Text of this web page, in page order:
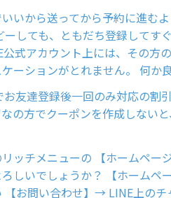
いから送ってから予約に進む
ーしても、ともだち登録してす
公式アカウント上には、その方
ーションがとれません。 何か
友達登録後一回のみ対応の割
の方でクーポンを作成しない
ッチメニューの 【ホームペー
ろしいでしょうか？ 【ホーム
【お問い合わせ】→ LINE上の